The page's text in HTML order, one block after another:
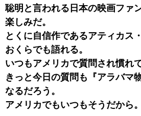
聡明と言われる日本の映画ファ
楽しみだ。
とくに自信作であるアティカス
おくらでも語れる。
いつもアメリカで質問され慣れ
きっと今日の質問も『アラバマ
なるだろう。
アメリカでもいつもそうだから。